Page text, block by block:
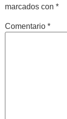
marcados con *
Comentario *